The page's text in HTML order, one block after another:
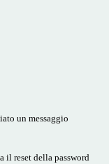
un messaggio
il reset della password